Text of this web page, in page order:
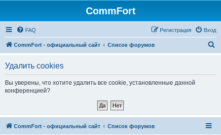
CommFort
FAQ Вход
Регистрация
CommFort - официальный сайт Список форумов
Удалить cookies
Вы уверены, что хотите удалить все cookie, установленные данной
конференцией?
CommFort - официальный сайт Список форумов